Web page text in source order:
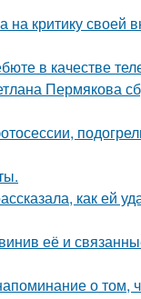
на критику своей
в качестве
Пермякова
как ей
её и
о том,